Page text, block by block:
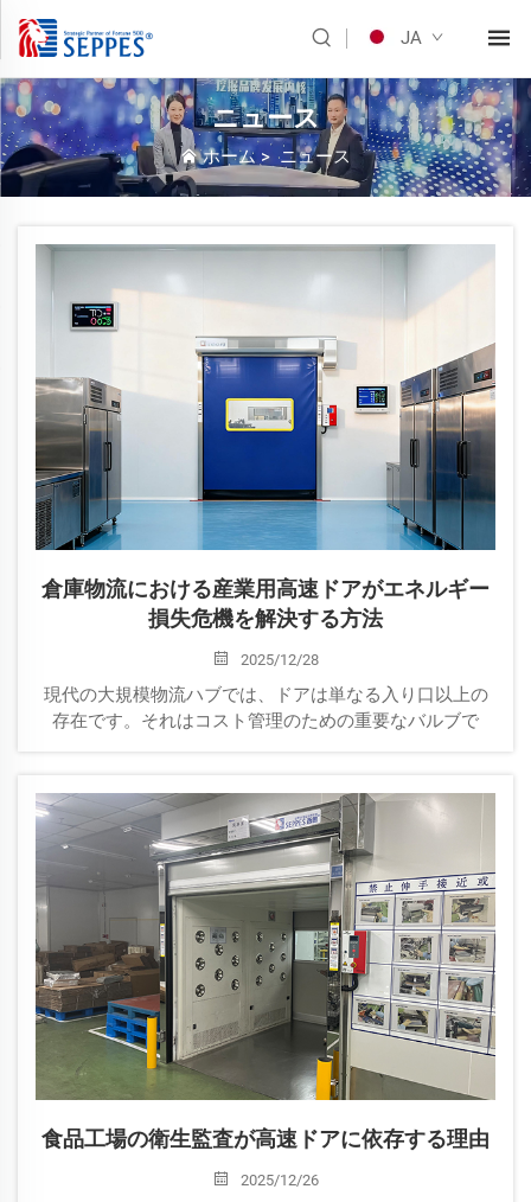
JA
ニュース
ホーム >ニュース
倉庫物流における産業用高速ドアがエネルギー
損失危機を解決する方法
2025/12/28
現代の大規模物流ハブでは、ドアは単なる入り口以上の
存在です。それはコスト管理のための重要なバルブで
な負荷を強います。
食品工場の衛生監査が高速ドアに依存する理由
2025/12/26